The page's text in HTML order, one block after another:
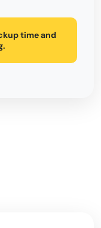
time and